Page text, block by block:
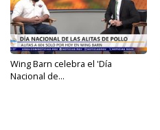
Wing Barn celebra el 'Día
Nacional de...